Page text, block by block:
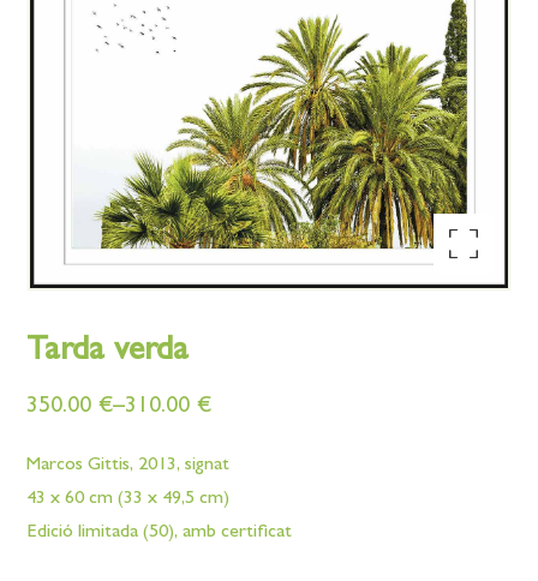
Enlarge the image
Tarda verda
310.00€
–
350.00€
Marcos Gittis, 2013, signat
43 x 60 cm (33 x 49,5 cm)
Edició limitada (50), amb certificat